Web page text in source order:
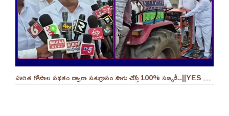
హరిత గోపాల పథకం ద్వారా పశుగ్రాసం సాగు చేస్తే 100% సబ్సిడీ..||YES 9TV